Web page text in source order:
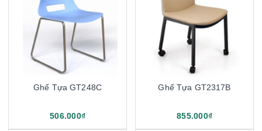
Ghế Tựa GT248C
506.000₫
Ghế Tựa GT2317B
855.000₫